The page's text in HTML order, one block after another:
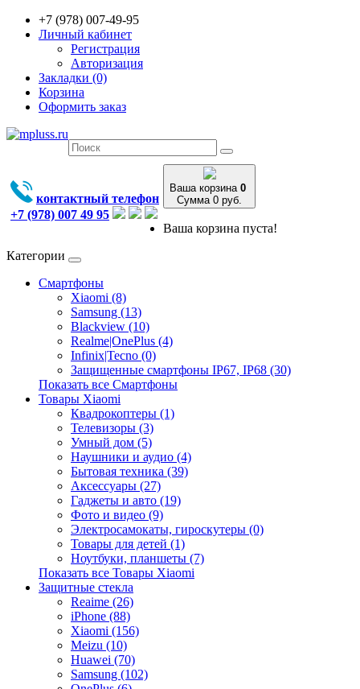
+7 (978) 007-49-95
Личный кабинет
Регистрация
Авторизация
Закладки (0)
Корзина
Оформить заказ
контактный телефон
+7 (978) 007 49 95
Ваша корзина 0
Сумма 0 руб.
Ваша корзина пуста!
Категории
Смартфоны
Xiaomi (8)
Samsung (13)
Blackview (10)
Realme|OnePlus (4)
Infinix|Tecno (0)
Защищенные смартфоны IP67, IP68 (30)
Показать все Смартфоны
Товары Xiaomi
Квадрокоптеры (1)
Телевизоры (3)
Умный дом (5)
Наушники и аудио (4)
Бытовая техника (39)
Аксессуары (27)
Гаджеты и авто (19)
Фото и видео (9)
Электросамокаты, гироскутеры (0)
Товары для детей (1)
Ноутбуки, планшеты (7)
Показать все Товары Xiaomi
Защитные стекла
Reaime (26)
iPhone (88)
Xiaomi (156)
Meizu (10)
Huawei (70)
Samsung (102)